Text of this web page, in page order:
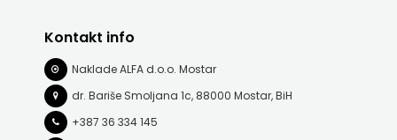
HNŽ
V.B.Z.
Kontakt info
Naklade ALFA d.o.o. Mostar
dr. Bariše Smoljana 1c, 88000 Mostar, BiH
+387 36 334 145